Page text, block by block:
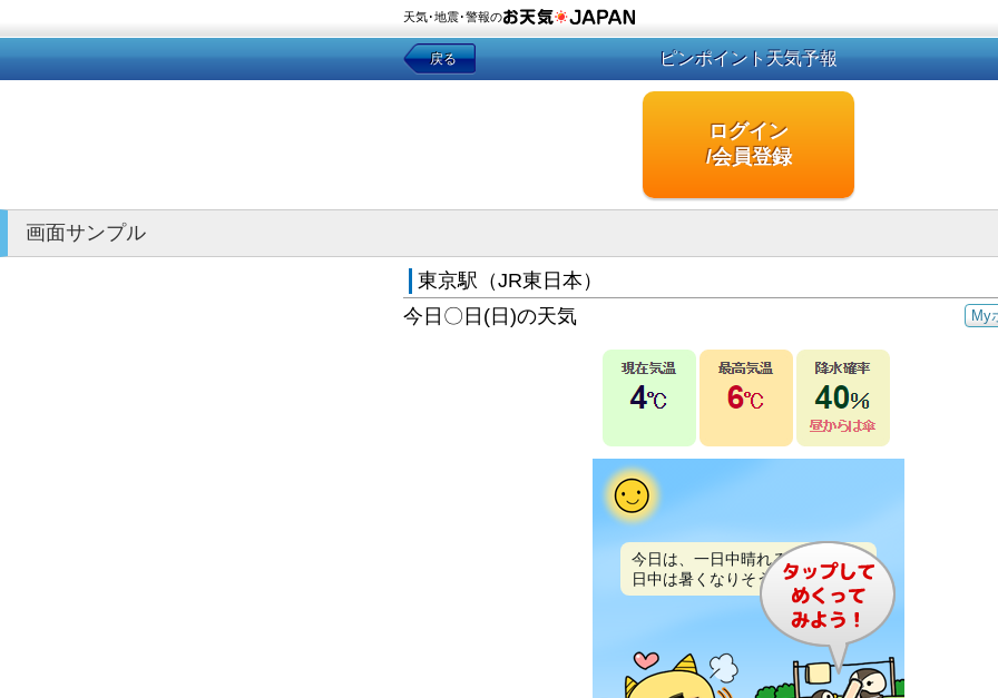
天気･地震･警報の
戻る ピンポイント天気予報
ログイン
/会員登録
画面サンプル
東京駅（JR東日本）
My
今日〇日(日)の天気
今日は、一日中晴れるでしょう。
日中は暑くなりそうです。